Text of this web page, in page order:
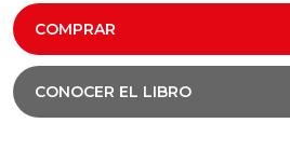
COMPRAR
CONOCER EL LIBRO